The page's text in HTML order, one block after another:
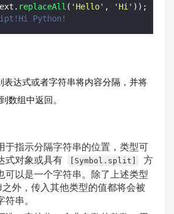
replaceAll ( ' Hello' , ' Hi ' ));
Python!
表达式或者字符串将内容分隔，并将
数组中返回。
于指示分隔字符串的位置，类型可
式对象或具有
[Symbol.split]
方
可以是一个字符串。除了上述类型
外，传入其他类型的值都将会被
串。